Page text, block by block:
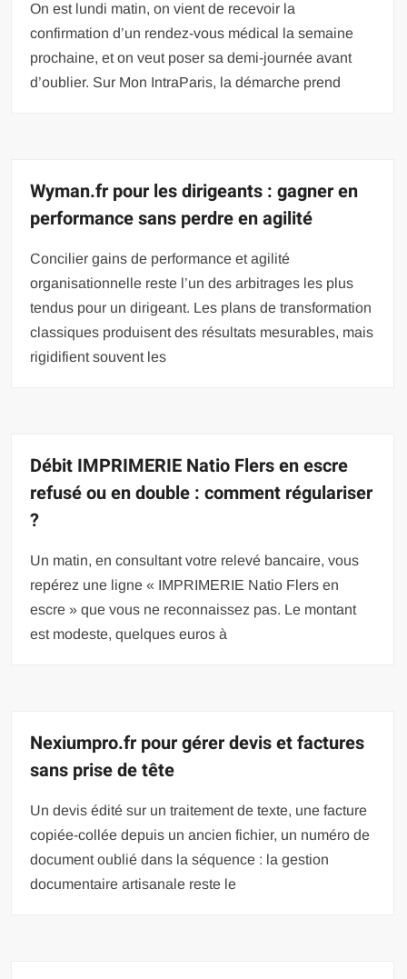
On est lundi matin, on vient de recevoir la
confirmation d’un rendez-vous médical la semaine
prochaine, et on veut poser sa demi-journée avant
d’oublier. Sur Mon IntraParis, la démarche prend
Wyman.fr pour les dirigeants : gagner en
performance sans perdre en agilité
Concilier gains de performance et agilité
organisationnelle reste l’un des arbitrages les plus
tendus pour un dirigeant. Les plans de transformation
classiques produisent des résultats mesurables, mais
rigidifient souvent les
Débit IMPRIMERIE Natio Flers en escre
refusé ou en double : comment régulariser
?
Un matin, en consultant votre relevé bancaire, vous
repérez une ligne « IMPRIMERIE Natio Flers en
escre » que vous ne reconnaissez pas. Le montant
est modeste, quelques euros à
Nexiumpro.fr pour gérer devis et factures
sans prise de tête
Un devis édité sur un traitement de texte, une facture
copiée-collée depuis un ancien fichier, un numéro de
document oublié dans la séquence : la gestion
documentaire artisanale reste le